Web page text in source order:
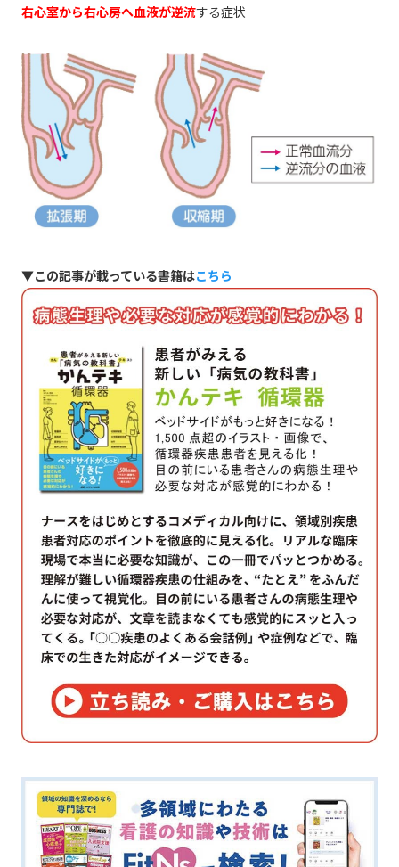
右心室から右心房へ血液が逆流する症状
▼この記事が載っている書籍はこちら